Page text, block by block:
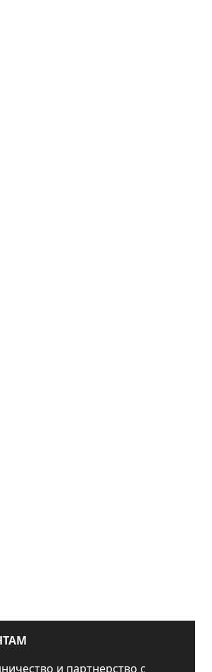
и партнерство с